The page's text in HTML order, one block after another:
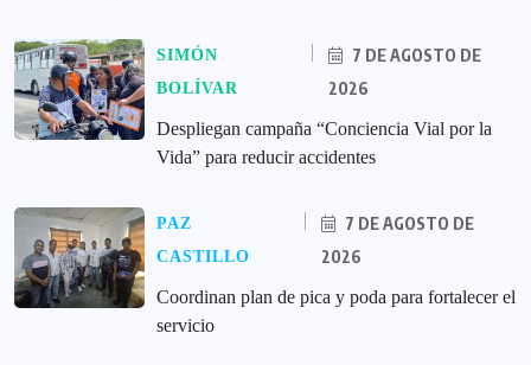
SIMÓN
BOLÍVAR
7 DE AGOSTO DE
2026
‎Despliegan campaña “Conciencia Vial por la
Vida” para reducir accidentes
PAZ
CASTILLO
7 DE AGOSTO DE
2026
Coordinan plan de pica y poda para fortalecer el
servicio